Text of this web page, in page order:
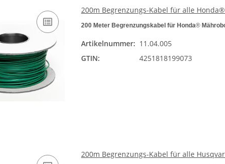
200m Begrenzungs-Kabel für alle
200 Meter Begrenzungskabel für Honda®
Artikelnummer: 11.04.005
GTIN:
4251818199073
200m Begrenzungs-Kabel für alle